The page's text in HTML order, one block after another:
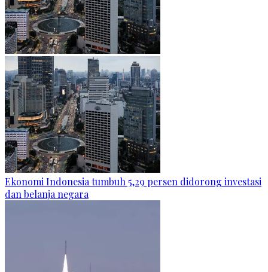
Ekonomi Indonesia tumbuh 5,29 persen didorong investasi
dan belanja negara